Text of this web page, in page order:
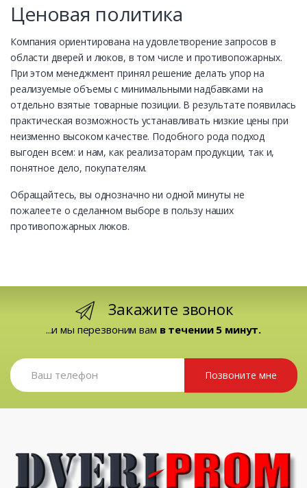
Ценовая политика
Компания ориентирована на удовлетворение запросов в
области дверей и люков, в том числе и противопожарных.
При этом менеджмент принял решение делать упор на
реализуемые объемы с минимальными надбавками на
отдельно взятые товарные позиции. В результате появилась
практическая возможность устанавливать низкие цены при
неизменно высоком качестве. Подобного рода подход
выгоден всем: и нам, как реализаторам продукции, так и,
понятное дело, покупателям.
Обращайтесь, вы однозначно ни одной минуты не
пожалеете о сделанном выборе в пользу наших
противопожарных люков.
Закажите звонок
...и мы перезвоним вам в течении 5 минут.
Позвоните мне